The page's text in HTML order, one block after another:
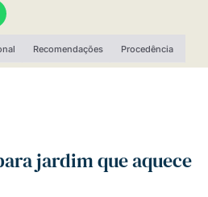
Recomendações Procedência
jardim que aquece